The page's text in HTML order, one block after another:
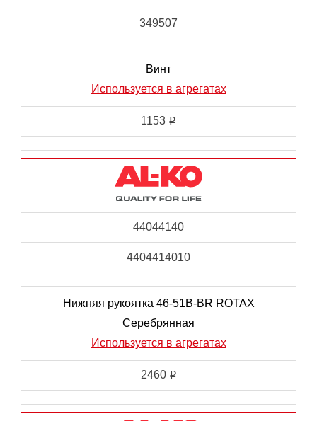
349507
Винт
Используется в агрегатах
1153 i
44044140
4404414010
Нижняя рукоятка 46-51B-BR ROTAX
Серебрянная
Используется в агрегатах
2460 i